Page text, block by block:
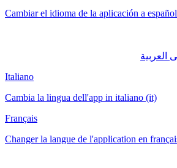
Cambiar el idioma de la aplicación a
Italiano
Cambia la lingua dell'app in italiano (it)
Français
Changer la langue de l'application en